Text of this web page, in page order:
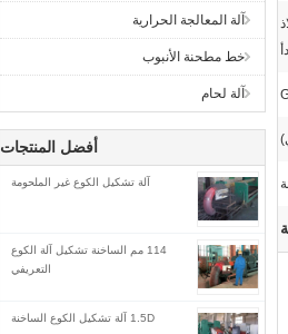
آلة المعالجة الحرارية
خط مطحنة الأنبوب
آلة لحام
أفضل المنتجات
آلة تشكيل الكوع غير الملحومة
114 مم الساخنة تشكيل آلة الكوع
التعريفي
1.5D آلة تشكيل الكوع الساخنة